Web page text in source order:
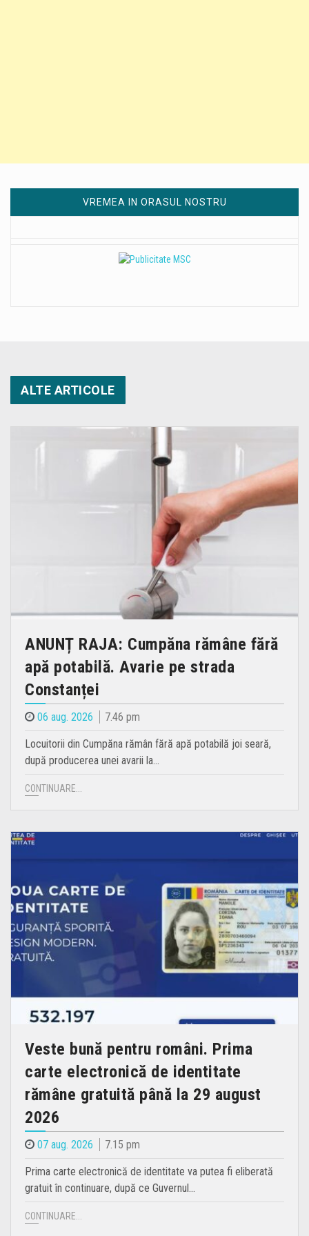
VREMEA IN ORASUL NOSTRU
ALTE ARTICOLE
ANUNȚ RAJA: Cumpăna rămâne fără
apă potabilă. Avarie pe strada
Constanței
06 aug. 2026 7.46 pm
Locuitorii din Cumpăna rămân fără apă potabilă joi seară,
după producerea unei avarii la…
CONTINUARE...
Veste bună pentru români. Prima
carte electronică de identitate
rămâne gratuită până la 29 august
2026
07 aug. 2026 7.15 pm
Prima carte electronică de identitate va putea fi eliberată
gratuit în continuare, după ce Guvernul…
CONTINUARE...